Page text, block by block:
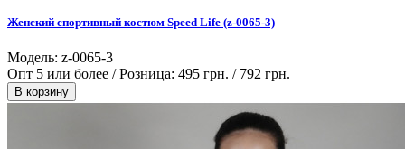
Женский спортивный костюм Speed Life (z-0065-3)
Модель: z-0065-3
Опт 5 или более / Розница: 495 грн. / 792 грн.
В корзину